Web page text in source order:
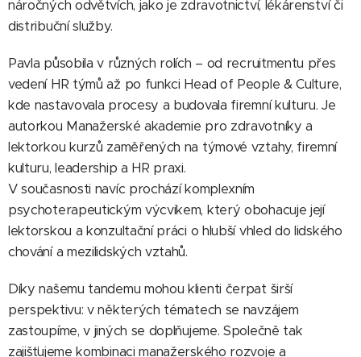
náročných odvětvích, jako je zdravotnictví, lékárenství či
distribuční služby.
Pavla působila v různých rolích – od recruitmentu přes
vedení HR týmů až po funkci Head of People & Culture,
kde nastavovala procesy a budovala firemní kulturu. Je
autorkou Manažerské akademie pro zdravotníky a
lektorkou kurzů zaměřených na týmové vztahy, firemní
kulturu, leadership a HR praxi.
V současnosti navíc prochází komplexním
psychoterapeutickým výcvikem, který obohacuje její
lektorskou a konzultační práci o hlubší vhled do lidského
chování a mezilidských vztahů.
Díky našemu tandemu mohou klienti čerpat širší
perspektivu: v některých tématech se navzájem
zastoupíme, v jiných se doplňujeme. Společně tak
zajišťujeme kombinaci manažerského rozvoje a